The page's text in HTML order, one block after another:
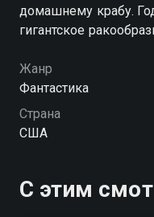
домашнему крабу.
гигантское
Жанр
Фантастика
Страна
США
С этим